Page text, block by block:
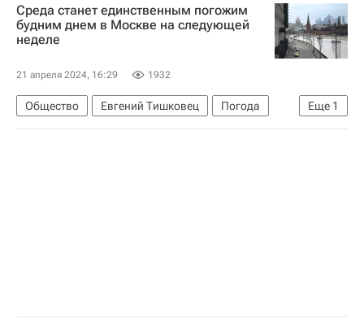
Среда станет единственным погожим
будним днем в Москве на следующей
неделе
21 апреля 2024, 16:29 1932
Еще 1
Общество Евгений Тишковец
Погода
Москва